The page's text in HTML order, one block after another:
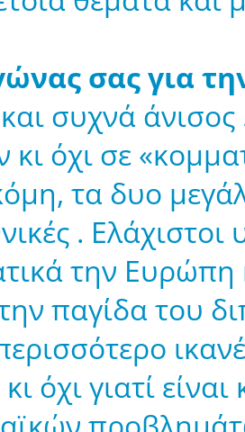
σας για
συχνά
κι όχι σε
τα δυο
.
την Ευρώπη
παγίδα του
όχι γιατί